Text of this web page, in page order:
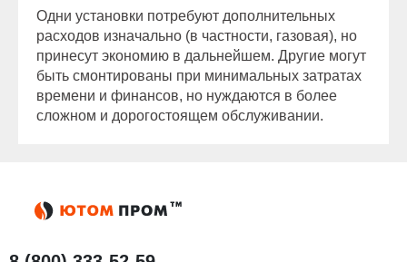
Одни установки потребуют дополнительных
расходов изначально (в частности, газовая), но
принесут экономию в дальнейшем. Другие могут
быть смонтированы при минимальных затратах
времени и финансов, но нуждаются в более
сложном и дорогостоящем обслуживании.